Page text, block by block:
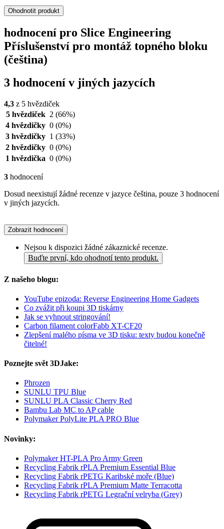
Ohodnotit produkt
hodnocení pro Slice Engineering
Příslušenství pro montáž topného bloku
(čeština)
3 hodnocení v jiných jazycích
4,3 z 5 hvězdiček
5 hvězdiček 2 (66%)
4 hvězdičky 0 (0%)
3 hvězdičky 1 (33%)
2 hvězdičky 0 (0%)
1 hvězdička 0 (0%)
3 hodnocení
Dosud neexistují žádné recenze v jazyce čeština, pouze 3 hodnocení
v jiných jazycích.
Zobrazit hodnocení
Nejsou k dispozici žádné zákaznické recenze.
Buďte první, kdo ohodnotí tento produkt.
Z našeho blogu:
YouTube epizoda: Reverse Engineering Home Gadgets
Co zvážit při koupi 3D tiskárny
Jak se vyhnout stringování!
Carbon filament colorFabb XT-CF20
Zlepšení malého písma ve 3D tisku: texty budou konečně
čitelné!
Poznejte svět 3DJake:
Phrozen
SUNLU TPU Blue
SUNLU PLA Classic Cherry Red
Bambu Lab MC to AP cable
Polymaker PolyLite PLA PRO Blue
Novinky:
Polymaker HT-PLA Pro Army Green
Recycling Fabrik rPLA Premium Essential Blue
Recycling Fabrik rPETG Karibské moře (Blue)
Recycling Fabrik rPLA Premium Matte Terracotta
Recycling Fabrik rPETG Legrační velryba (Grey)